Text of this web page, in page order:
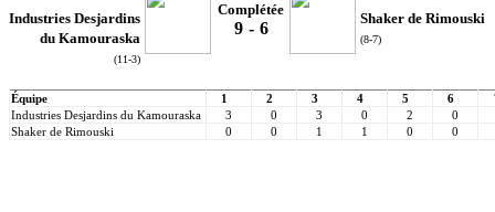
Industries Desjardins
du Kamouraska
(11-3)
Complétée
9 - 6
Shaker de Rimouski
(8-7)
Équipe 1 2 3 4 5 6
Industries Desjardins du Kamouraska
3 0 3 0 2
0
Shaker de Rimouski
0 0 1 1 0 0